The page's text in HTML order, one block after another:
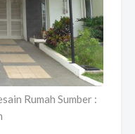
Rumah Sumber :